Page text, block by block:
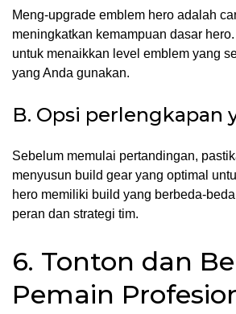
Meng-upgrade emblem hero adalah
meningkatkan kemampuan dasar
untuk menaikkan level emblem yang
yang Anda gunakan.
B. Opsi perlengkapan
Sebelum memulai pertandingan,
menyusun build gear yang optimal
hero memiliki build yang berbeda-
peran dan strategi tim.
6. Tonton dan
Pemain